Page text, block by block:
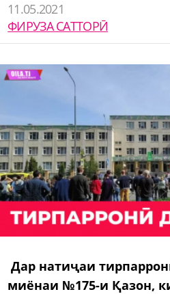
11.05.2021
ФИРУЗА САТТОРӢ
Дар натиҷаи
миёнаи №175-и Қазон,